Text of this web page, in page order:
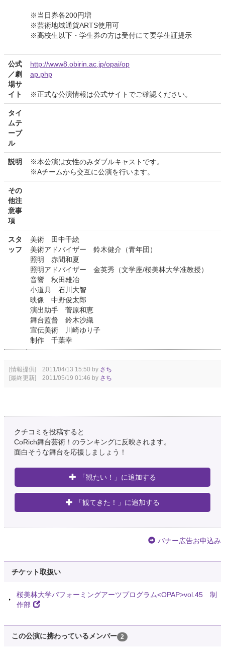
※当日券各200円増
※芸術地域通貨ARTS使用可
※高校生以下・学生券の方は受付にて要学生証提示
公式
／劇
場サ
イト
http://www8.obirin.ac.jp/opai/op
ap.php
※正式な公演情報は公式サイトでご確認ください。
タイ
ムテ
ーブ
ル
説明
※本公演は女性のみダブルキャストです。
※Aチームから交互に公演を行います。
その
他注
意事
項
スタ
ッフ
美術 田中千絵
美術アドバイザー 鈴木健介（青年団）
照明 赤間和夏
照明アドバイザー 金英秀（文学座/桜美林大学准教授）
音響 秋田雄冶
小道具 石川大智
映像 中野俊太郎
演出助手 菅原和恵
舞台監督 鈴木沙織
宣伝美術 川崎ゆり子
制作 千葉幸
[情報提供] 2011/04/13 15:50 by さち
[最終更新] 2011/05/19 01:46 by さち
クチコミを投稿すると
CoRich舞台芸術！のランキングに反映されます。
面白そうな舞台を応援しましょう！
「観たい！」に追加する
「観てきた！」に追加する
バナー広告お申込み
チケット取扱い
桜美林大学パフォーミングアーツプログラム<OPAP>vol.45 制
作部
この公演に携わっているメンバー 2